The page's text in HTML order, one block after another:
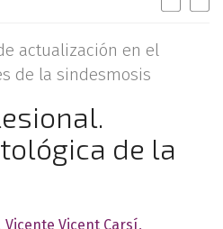
actualización en el
de la sindesmosis
de la
Vicente Vicent Carsí